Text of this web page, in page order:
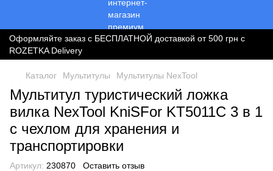
Оформляйте заказ с БЕСПЛАТНОЙ доставкой от 500 грн с
ROZETKA Delivery
Каталог Мультитулы Мультитулы NexTool
Мультитул туристический ложка
вилка NexTool KniSFor KT5011C 3 в 1
с чехлом для хранения и
транспортировки
Артикул: 230870 Оставить отзыв